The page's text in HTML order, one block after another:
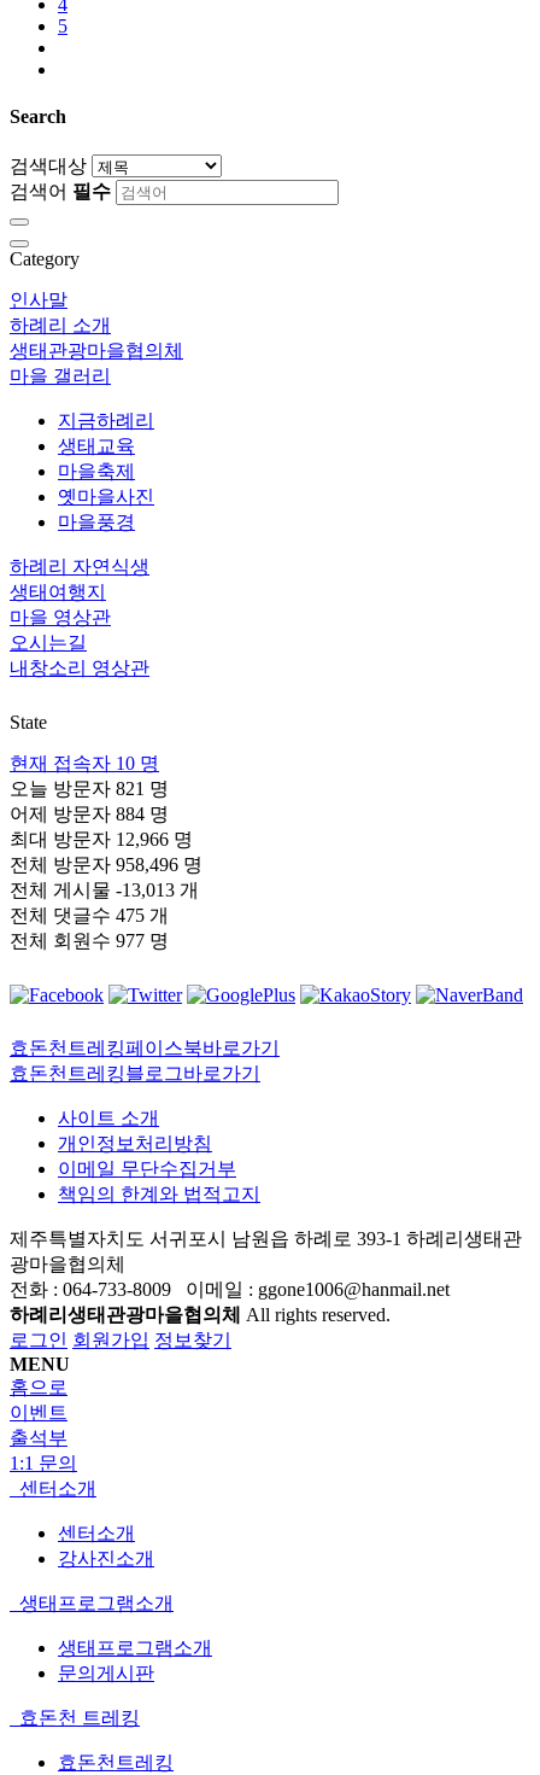
4
5
Search
검색대상
검색어 필수
Category
인사말
하례리 소개
생태관광마을협의체
마을 갤러리
지금하례리
생태교육
마을축제
옛마을사진
마을풍경
하례리 자연식생
생태여행지
마을 영상관
오시는길
내창소리 영상관
State
현재 접속자 10 명
오늘 방문자 821 명
어제 방문자 884 명
최대 방문자 12,966 명
전체 방문자 958,496 명
전체 게시물 -13,013 개
전체 댓글수 475 개
전체 회원수 977 명
효돈천트레킹페이스북바로가기
효돈천트레킹블로그바로가기
사이트 소개
개인정보처리방침
이메일 무단수집거부
책임의 한계와 법적고지
제주특별자치도 서귀포시 남원읍 하례로 393-1 하례리생태관
광마을협의체
전화 : 064-733-8009 이메일 : ggone1006@hanmail.net
하례리생태관광마을협의체 All rights reserved.
로그인 회원가입 정보찾기
MENU
홈으로
이벤트
출석부
1:1 문의
센터소개
센터소개
강사진소개
생태프로그램소개
생태프로그램소개
문의게시판
효돈천 트레킹
효돈천트레킹